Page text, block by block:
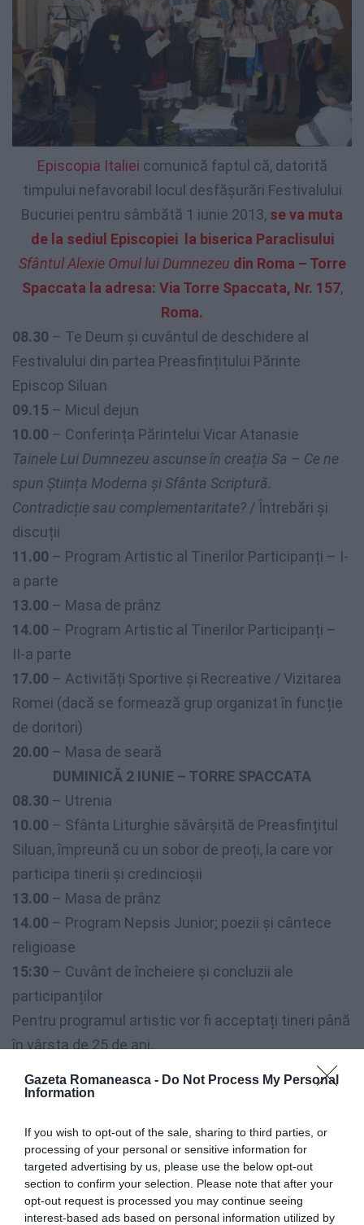
Gazeta Romaneasca - Do Not Process My Personal
Information
If you wish to opt-out of the sale, sharing to third parties, or
processing of your personal or sensitive information for
targeted advertising by us, please use the below opt-out
section to confirm your selection. Please note that after your
opt-out request is processed you may continue seeing
interest-based ads based on personal information utilized by
Episcopia Italiei comunică faptul că, datorită
timpului nefavorabil locul desfășurări Festivalului
Bucuriei pentru sâmbătă 1 iunie 2013, se va muta
de la sediul Episcopiei la biserica Paraclisului
Sfântul Alexie Omul lui Dumnezeu din Roma – Torre
Spaccata la adresa: Via Torre Spaccata, Nr. 157,
Roma.
08.30 – Te Deum și cuvântul de deschidere al
Festivalului din partea Preasfințitului Părinte
Episcop Siluan
09.15 – Micul dejun
10.00 – Conferința Părintelui Vicar Atanasie
Tainele Lui Dumnezeu ascunse în creația Sa – Ce ne
spun Știința Moderna și Sfânta Scriptură.
Contradicție sau complementaritate? / Întrebări și
discuții
11.00 – Program Artistic al Tinerilor Participanți – I-
a parte
13.00 – Masa de prânz
14.00 – Program Artistic al Tinerilor Participanți –
II-a parte
17.00 – Activități Sportive și Recreative / Vizitarea
Romei (dacă se formează grup organizat în funcție
de doritori)
20.00 – Masa de seară
DUMINICĂ 2 IUNIE – TORRE SPACCATA
08.30 – Utrenia
10.00 – Sfânta Liturghie săvârșită de Preasfințitul
Siluan, împreună cu un sobor de preoți, la care vor
participa tinerii și credincioșii
13.00 – Masa de prânz
14.00 – Program Nepsis Junior; poezii și cântece
religioase
15:30 – Cuvânt de încheiere și concluzii ale
participanților
Pentru programul artistic vor fi acceptați tineri până
în vârsta de 25 de ani.
Fiecare grup va avea rezervat un timp care va varia
în funcție de numărul participanților între 10 și
(sursa:Episcopia Italiei)